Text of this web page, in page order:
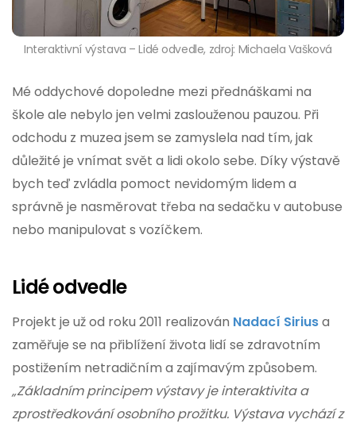
Interaktivní výstava – Lidé odvedle, zdroj: Michaela Vašková
Mé oddychové dopoledne mezi přednáškami na
škole ale nebylo jen velmi zaslouženou pauzou. Při
odchodu z muzea jsem se zamyslela nad tím, jak
důležité je vnímat svět a lidi okolo sebe. Díky výstavě
bych teď zvládla pomoct nevidomým lidem a
správně je nasměrovat třeba na sedačku v autobuse
nebo manipulovat s vozíčkem.
Lidéodvedle
Projekt je už od roku 2011 realizován Nadací Siriusa
zaměřuje se na přiblížení života lidí se zdravotním
postižením netradičním a zajímavým způsobem.
„Základním principem výstavy je interaktivita a
zprostředkování osobního prožitku. Výstava vychází z